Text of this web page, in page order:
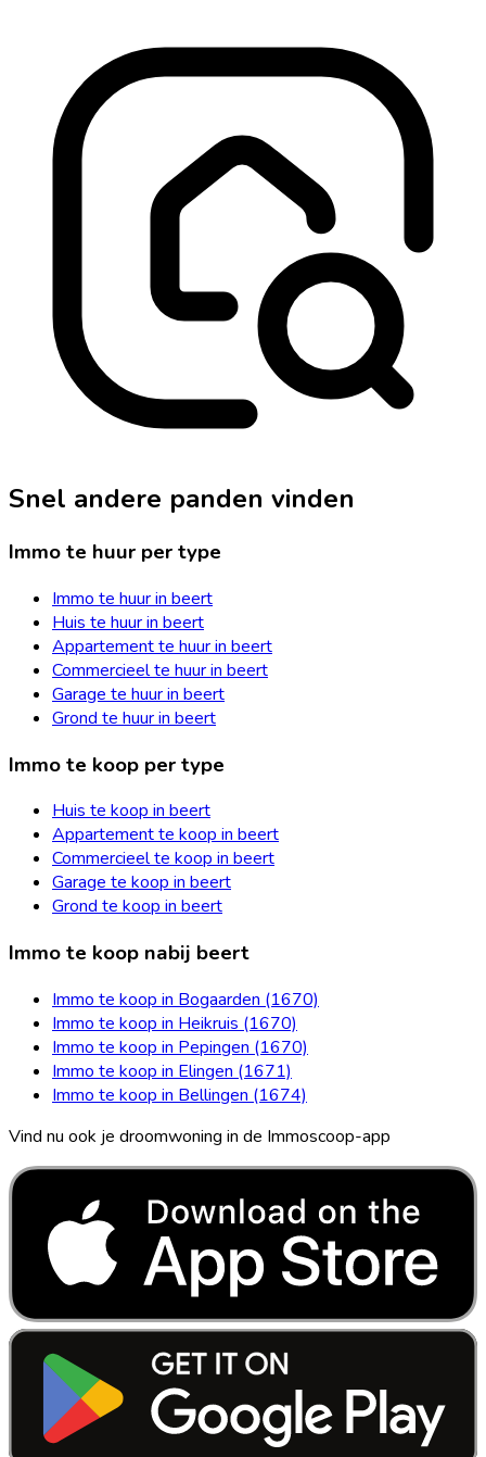
Snel andere panden vinden
Immo te huur per type
Immo te huur in beert
Huis te huur in beert
Appartement te huur in beert
Commercieel te huur in beert
Garage te huur in beert
Grond te huur in beert
Immo te koop per type
Huis te koop in beert
Appartement te koop in beert
Commercieel te koop in beert
Garage te koop in beert
Grond te koop in beert
Immo te koop nabij beert
Immo te koop in Bogaarden (1670)
Immo te koop in Heikruis (1670)
Immo te koop in Pepingen (1670)
Immo te koop in Elingen (1671)
Immo te koop in Bellingen (1674)
Vind nu ook je droomwoning in de Immoscoop-app